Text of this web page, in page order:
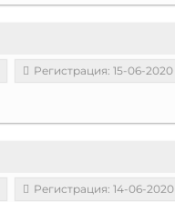
Регистрация: 15-06-2020
Регистрация: 14-06-2020